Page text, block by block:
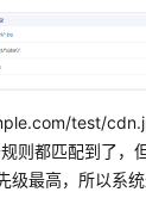
test/
则都匹配到了，
级最高，所以系